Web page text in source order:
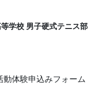
学校 男子硬式テニス部
動体験申込みフォーム